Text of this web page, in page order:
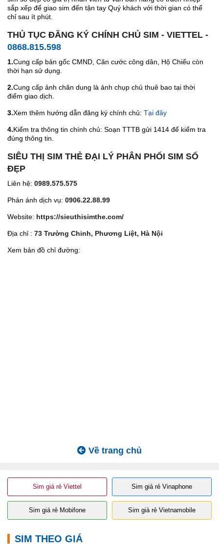
sắp xếp để giao sim đến tận tay Quý khách với thời gian có thể
chỉ sau ít phút.
THỦ TỤC ĐĂNG KÝ CHÍNH CHỦ SIM - VIETTEL -
0868.815.598
1.Cung cấp bản gốc CMND, Căn cước công dân, Hộ Chiếu còn
thời hạn sử dụng.
2.Cung cấp ảnh chân dung là ảnh chụp chủ thuê bao tại thời
điểm giao dịch.
3.Xem thêm hướng dẫn đăng ký chính chủ: Tại đây
4.Kiểm tra thông tin chính chủ: Soạn TTTB gửi 1414 để kiểm tra
đúng thông tin.
SIÊU THỊ SIM THẺ ĐẠI LÝ PHÂN PHỐI SIM SỐ
ĐẸP
Liên hệ: 0989.575.575
Phản ánh dịch vụ: 0906.22.88.99
Website: https://sieuthisimthe.com/
Địa chỉ : 73 Trường Chinh, Phương Liệt, Hà Nội
Xem bản đồ chỉ đường:
Về trang chủ
Sim giá rẻ Viettel Sim giá rẻ Vinaphone
Sim giá rẻ Mobifone Sim giá rẻ Vietnamobile
SIM THEO GIÁ